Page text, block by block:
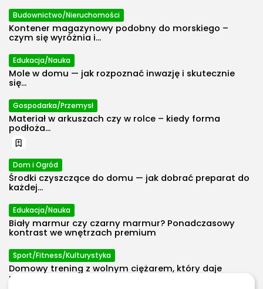
2026 Polecosystem - Wszelkie prawa
zastrzeżone. Treści zawarte na stronie
Budownictwo/Nieruchomości
Kontener magazynowy podobny do morskiego –
czym się wyróżnia i...
Edukacja/Nauka
Mole w domu — jak rozpoznać inwazję i skutecznie
się...
Gospodarka/Przemysł
Materiał w arkuszach czy w rolce – kiedy forma
podłoża...
Dom i Ogród
Środki czyszczące do domu — jak dobrać preparat do
każdej...
Edukacja/Nauka
Biały marmur czy czarny marmur? Ponadczasowy
kontrast we wnętrzach premium
Sport/Fitness/Kulturystyka
Domowy trening z wolnym ciężarem, który daje
progres bez przeładowania...